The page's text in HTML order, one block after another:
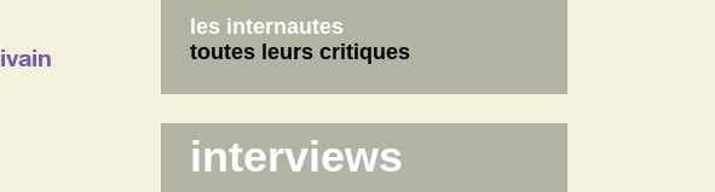
les autres critiques des internautes
Scarlett
La fabrique des pervers
les internautes
toutes leurs critiques
interviews